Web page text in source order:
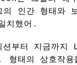
인간 형태와
치했어.
부터 지금까지
형태의 상호작용